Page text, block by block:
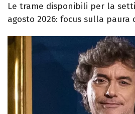
Le trame disponibili per la
agosto 2026: focus sulla paura